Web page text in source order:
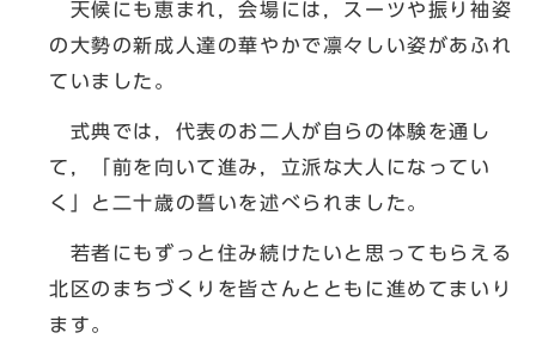
天候にも恵まれ，会場には，スーツや振り袖姿
の大勢の新成人達の華やかで凛々しい姿があふれ
ていました。
式典では，代表のお二人が自らの体験を通し
て，「前を向いて進み，立派な大人になってい
く」と二十歳の誓いを述べられました。
若者にもずっと住み続けたいと思ってもらえる
北区のまちづくりを皆さんとともに進めてまいり
ます。